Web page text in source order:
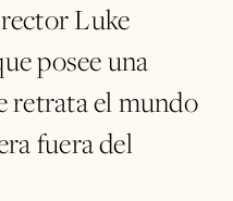
Luke
posee una
retrata el mundo
fuera del